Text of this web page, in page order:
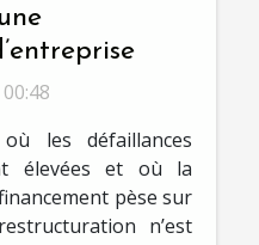
les défaillances
élevées et où la
pèse sur
n’est